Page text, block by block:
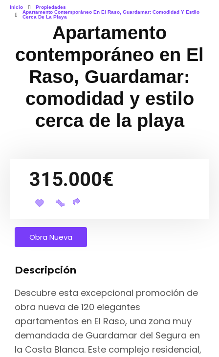
Inicio
Propiedades
Apartamento Contemporáneo En El Raso, Guardamar: Comodidad Y Estilo
Cerca De La Playa
Apartamento
contemporáneo en El
Raso, Guardamar:
comodidad y estilo
cerca de la playa
315.000€
Obra Nueva
Descripción
Descubre esta excepcional promoción de
obra nueva de 120 elegantes
apartamentos en El Raso, una zona muy
demandada de Guardamar del Segura en
la Costa Blanca. Este complejo residencial,